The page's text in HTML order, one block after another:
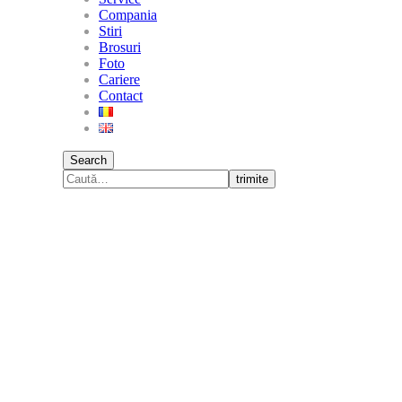
Compania
Stiri
Brosuri
Foto
Cariere
Contact
Search
trimite